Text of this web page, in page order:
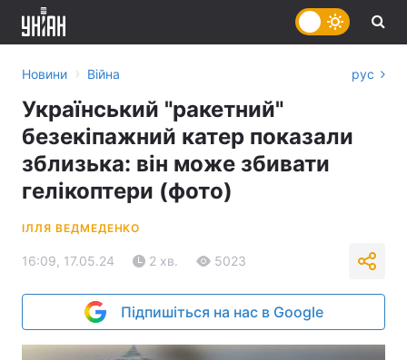
Новини › Війна рус
Український "ракетний"
безекіпажний катер показали
зблизька: він може збивати
гелікоптери (фото)
ІЛЛЯ ВЕДМЕДЕНКО
16:09, 17.05.24 2 хв. 5023
Підпишіться на нас в Google